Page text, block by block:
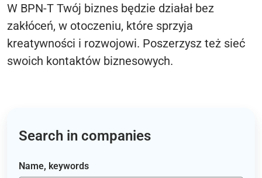
W BPN-T Twój biznes będzie działał bez
zakłóceń, w otoczeniu, które sprzyja
kreatywności i rozwojowi. Poszerzysz też sieć
swoich kontaktów biznesowych.
Search in companies
Name, keywords